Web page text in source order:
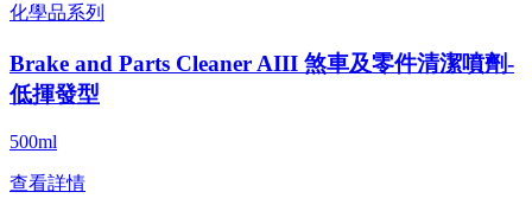
化學品系列
Brake and Parts Cleaner AIII 煞車及零件清潔噴劑-
低揮發型
500ml
查看詳情